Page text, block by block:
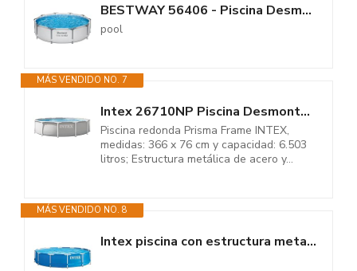
BESTWAY 56406 - Piscina Desmontable Tubular Steel Pro MAX 305 x 76 cm,...
pool
MÁS VENDIDO NO. 7
Intex 26710NP Piscina Desmontable Redonda, 366 x 76 cm
Piscina redonda Prisma Frame INTEX,
medidas: 366 x 76 cm y capacidad: 6.503
litros; Estructura metálica de acero y...
MÁS VENDIDO NO. 8
Intex piscina con estructura metalica tubular redonda (ø) 3.66 x (h)...